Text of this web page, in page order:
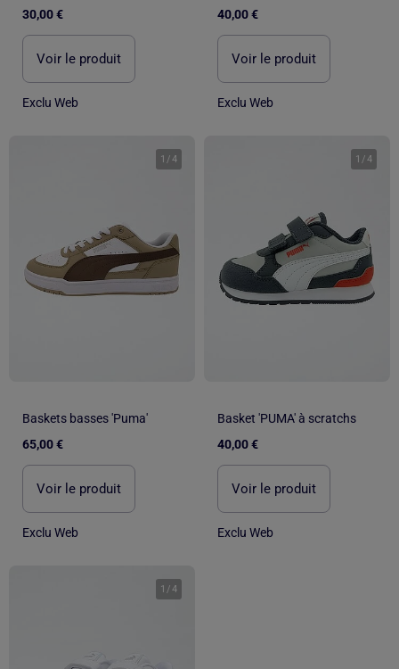
30,00 €
Voir le produit
Exclu Web
40,00 €
Voir le produit
Exclu Web
1 /4
Baskets basses 'Puma'
65,00 €
Voir le produit
Exclu Web
1 /4
Basket 'PUMA' à scratchs
40,00 €
Voir le produit
Exclu Web
1 /4